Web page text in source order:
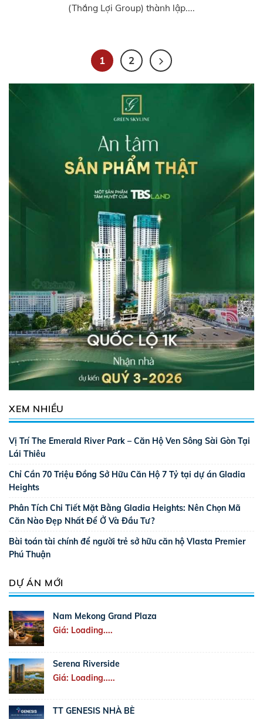
(Thắng Lợi Group) thành lập....
1 2
XEM NHIỀU
Vị Trí The Emerald River Park – Căn Hộ Ven Sông Sài Gòn Tại
Lái Thiêu
Chỉ Cần 70 Triệu Đồng Sở Hữu Căn Hộ 7 Tỷ tại dự án Gladia
Heights
Phân Tích Chi Tiết Mặt Bằng Gladia Heights: Nên Chọn Mã
Căn Nào Đẹp Nhất Để Ở Và Đầu Tư?
Bài toán tài chính để người trẻ sở hữu căn hộ Vlasta Premier
Phú Thuận
DỰ ÁN MỚI
Nam Mekong Grand Plaza
Giá: Loading....
Serena Riverside
Giá: Loading.....
TT GENESIS NHÀ BÈ